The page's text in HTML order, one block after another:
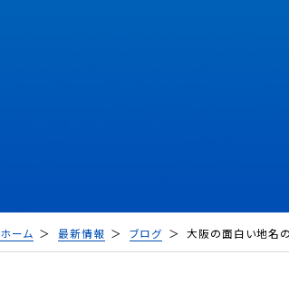
ホーム 最新情報 ブログ 大阪の面白い地名